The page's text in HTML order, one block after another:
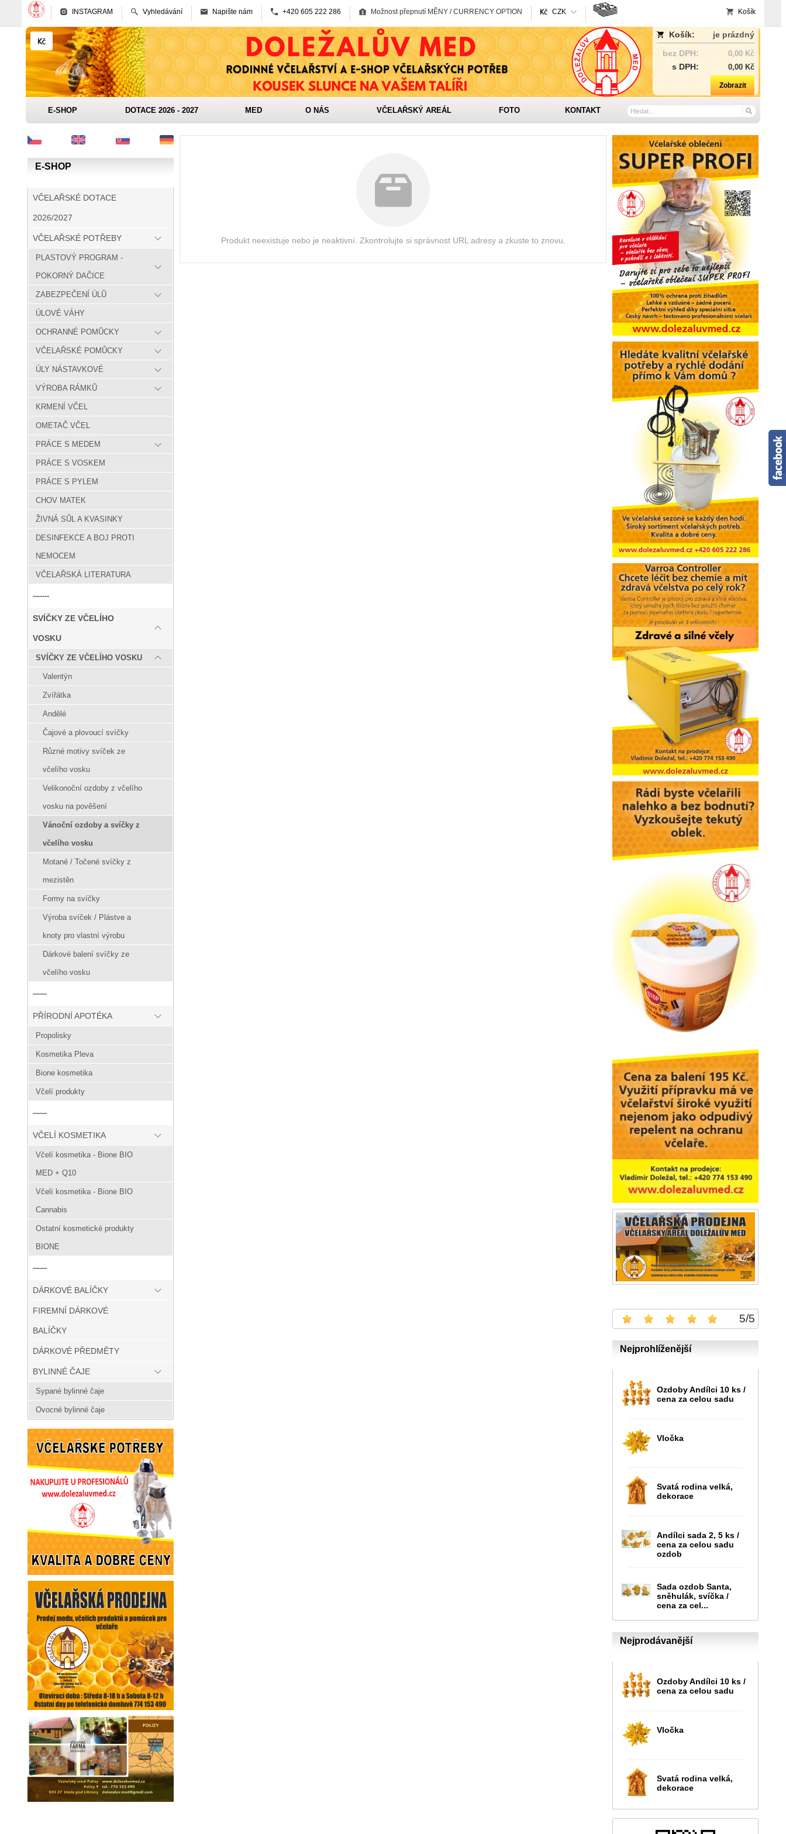
INSTAGRAM Vyhledávání Napište nám +420 605 222 286 Možnost přepnutí MĚNY / CURRENCY OPTION CZK Košík
Košík:
je prázdný
bez DPH:
0,00 Kč
s DPH: 0,00 Kč
Zobrazit
E-SHOP DOTACE 2026 - 2027 MED O NÁS VČELAŘSKÝ AREÁL FOTO KONTAKT
E-SHOP
VČELAŘSKÉ DOTACE
2026/2027
VČELAŘSKÉ POTŘEBY
PLASTOVÝ PROGRAM -
POKORNÝ DAČICE
ZABEZPEČENÍ ÚLŮ
ÚLOVÉ VÁHY
OCHRANNÉ POMŮCKY
VČELAŘSKÉ POMŮCKY
ÚLY NÁSTAVKOVÉ
VÝROBA RÁMKŮ
KRMENÍ VČEL
OMETAČ VČEL
PRÁCE S MEDEM
PRÁCE S VOSKEM
PRÁCE S PYLEM
CHOV MATEK
ŽIVNÁ SŮL A KVASINKY
DESINFEKCE A BOJ PROTI
NEMOCEM
VČELAŘSKÁ LITERATURA
-------
SVÍČKY ZE VČELÍHO
VOSKU
SVÍČKY ZE VČELÍHO VOSKU
Valentýn
Zvířátka
Andělé
Čajové a plovoucí svíčky
Různé motivy svíček ze
včelího vosku
Velikonoční ozdoby z včelího
vosku na pověšení
Vánoční ozdoby a svíčky z
včelího vosku
Motané / Točené svíčky z
mezistěn
Formy na svíčky
Výroba svíček / Plástve a
knoty pro vlastní výrobu
Dárkové balení svíčky ze
včelího vosku
------
PŘÍRODNÍ APOTÉKA
Propolisky
Kosmetika Pleva
Bione kosmetika
Včelí produkty
------
VČELÍ KOSMETIKA
Včelí kosmetika - Bione BIO
MED + Q10
Včelí kosmetika - Bione BIO
Cannabis
Ostatní kosmetické produkty
BIONE
------
DÁRKOVÉ BALÍČKY
FIREMNÍ DÁRKOVÉ
BALÍČKY
DÁRKOVÉ PŘEDMĚTY
BYLINNÉ ČAJE
Sypané bylinné čaje
Ovocné bylinné čaje
5/5
Nejprohlíženější
Ozdoby Andílci 10 ks /
cena za celou sadu
Vločka
Svatá rodina velká,
dekorace
Andílci sada 2, 5 ks /
cena za celou sadu
ozdob
Sada ozdob Santa,
sněhulák, svíčka /
cena za cel...
Nejprodávanější
Ozdoby Andílci 10 ks /
cena za celou sadu
Vločka
Svatá rodina velká,
dekorace
Produkt neexistuje nebo je neaktivní. Zkontrolujte si správnost URL adresy a zkuste to znovu.